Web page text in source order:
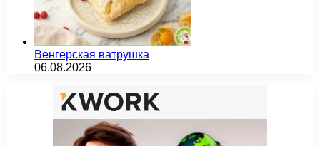
Венгерская ватрушка
06.08.2026